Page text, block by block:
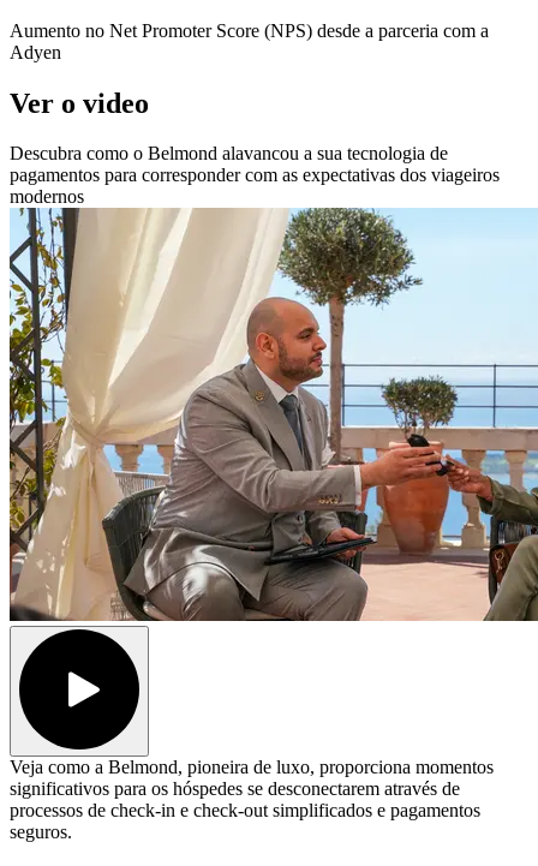
Aumento no Net Promoter Score (NPS) desde a parceria com a
Adyen
Ver o video
Descubra como o Belmond alavancou a sua tecnologia de
pagamentos para corresponder com as expectativas dos viageiros
modernos
Veja como a Belmond, pioneira de luxo, proporciona momentos
significativos para os hóspedes se desconectarem através de
processos de check-in e check-out simplificados e pagamentos
seguros.